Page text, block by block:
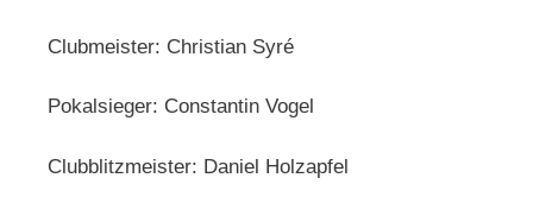
Clubmeister: Christian Syré
Pokalsieger: Constantin Vogel
Clubblitzmeister: Daniel Holzapfel